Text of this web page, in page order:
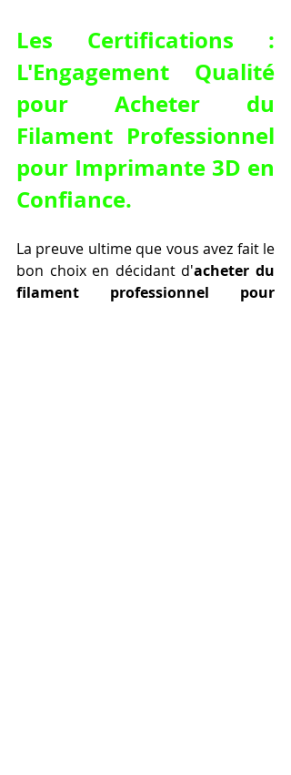
Les Certifications :
L'Engagement Qualité
pour Acheter du
Filament Professionnel
pour Imprimante 3D en
Confiance.
La preuve ultime que vous avez fait le
bon choix en décidant d'acheter du
filament professionnel pour